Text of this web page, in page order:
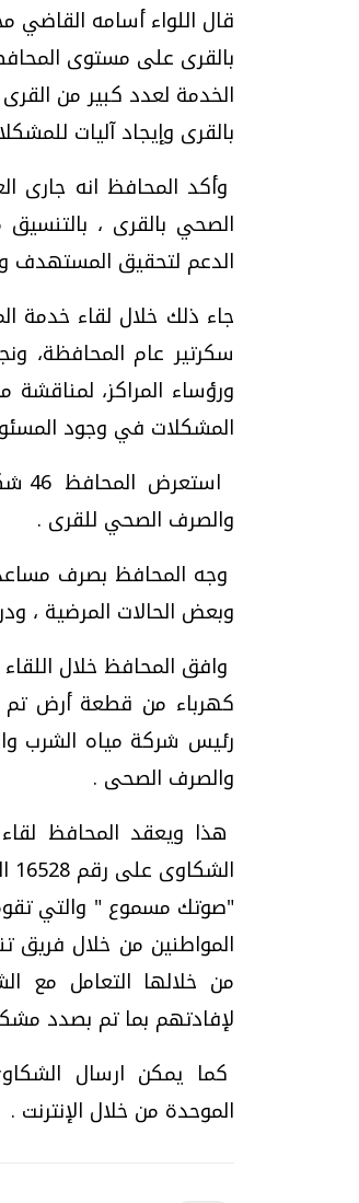
قال اللواء أسامه القاضي
الخدمة لعدد كبير من
بالقرى وإيجاد آليات
وأكد المحافظ انه جارى
الصحي بالقرى ،
الدعم لتحقيق المستهدف
جاء ذلك خلال لقاء خدمة
سكرتير عام المحافظة،
ورؤساء المراكز، لمناقشة
المشكلات في وجود
والصرف الصحي للقرى .
وجه المحافظ بصرف
وبعض الحالات المرضية ،
وافق المحافظ خلال
كهرباء من قطعة أرض تم
رئيس شركة مياه الشرب
والصرف الصحى .
هذا ويعقد المحافظ
"صوتك مسموع " والتي
المواطنين من خلال فريق
من خلالها التعامل مع
لإفادتهم بما تم بصدد
كما يمكن ارسال
الموحدة من خلال الإنترنت .
تحقيقات وحوارات
موجات الطقس الساخنة.. لماذا تحدث وكيف